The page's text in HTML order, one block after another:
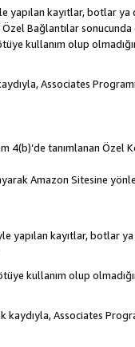
kayıtlar, botlar ya
Bağlantılar
kullanım olup
Associates Programı
tanımlanan Özel
Amazon Sitesine
yapılan kayıtlar, botlar
kullanım olup
Associates